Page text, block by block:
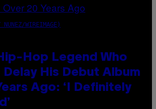
NUNEZ/WIREIMAGE)
Hop Legend Who
Delay His Debut Album
Ago: ‘I Definitely